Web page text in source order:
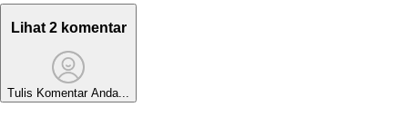
Lihat 2 komentar
Tulis Komentar Anda...